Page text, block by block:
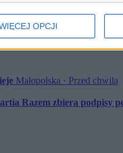
OPCJI
Małopolska · Przed chwilą
Razem zbiera podpisy